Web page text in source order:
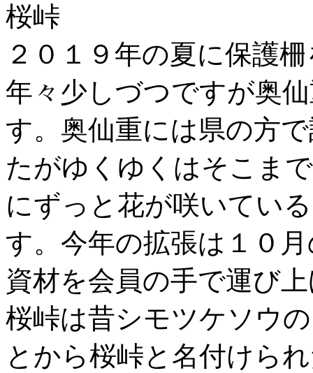
桜峠
２０１９年の夏に保護
年々少しづつですが奥
す。奥仙重には県の方
たがゆくゆくはそこま
にずっと花が咲いてい
す。今年の拡張は１０
資材を会員の手で運び
桜峠は昔シモツケソウ
とから桜峠と名付けら